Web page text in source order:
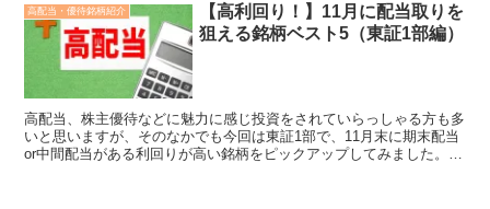
高配当・優待銘柄紹介
【高利回り！】11月に配当取りを
狙える銘柄ベスト5（東証1部編）
高配当、株主優待などに魅力に感じ投資をされていらっしゃる方も多
いと思いますが、そのなかでも今回は東証1部で、11月末に期末配当
or中間配当がある利回りが高い銘柄をピックアップしてみました。そ